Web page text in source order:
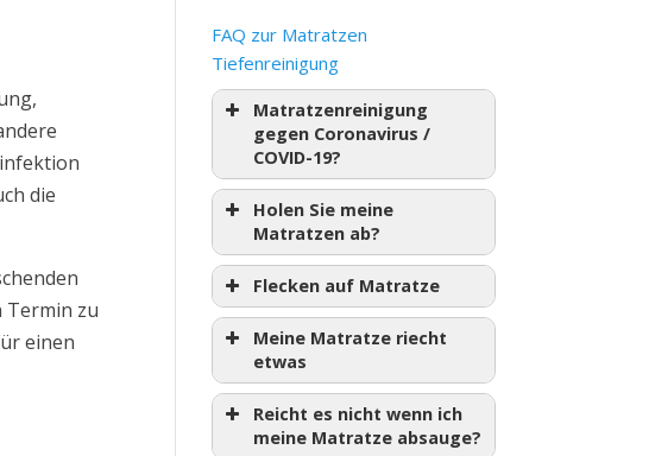
die
Termin zu
einen
FAQ zur Matratzen
Tiefenreinigung
Matratzenreinigung
gegen Coronavirus /
COVID-19?
Holen Sie meine
Matratzen ab?
Flecken auf Matratze
Meine Matratze riecht
etwas
Reicht es nicht wenn ich
meine Matratze absauge?